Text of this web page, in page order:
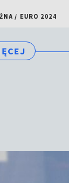
/ EURO 2024